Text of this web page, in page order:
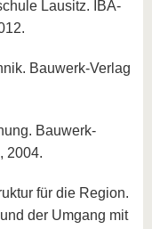
Lausitz. IBA-
Bauwerk-Verlag
Bauwerk-
2004.
für die Region.
der Umgang mit